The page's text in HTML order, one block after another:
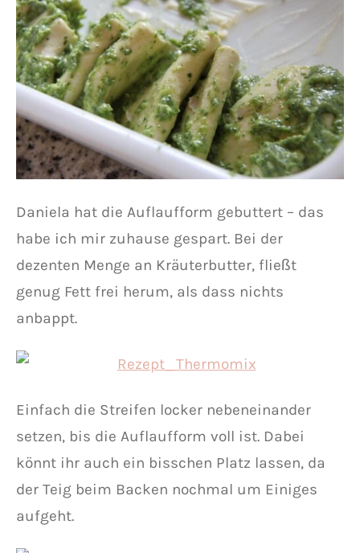
Daniela hat die Auflaufform gebuttert – das
habe ich mir zuhause gespart. Bei der
dezenten Menge an Kräuterbutter, fließt
genug Fett frei herum, als dass nichts
anbappt.
Einfach die Streifen locker nebeneinander
setzen, bis die Auflaufform voll ist. Dabei
könnt ihr auch ein bisschen Platz lassen, da
der Teig beim Backen nochmal um Einiges
aufgeht.